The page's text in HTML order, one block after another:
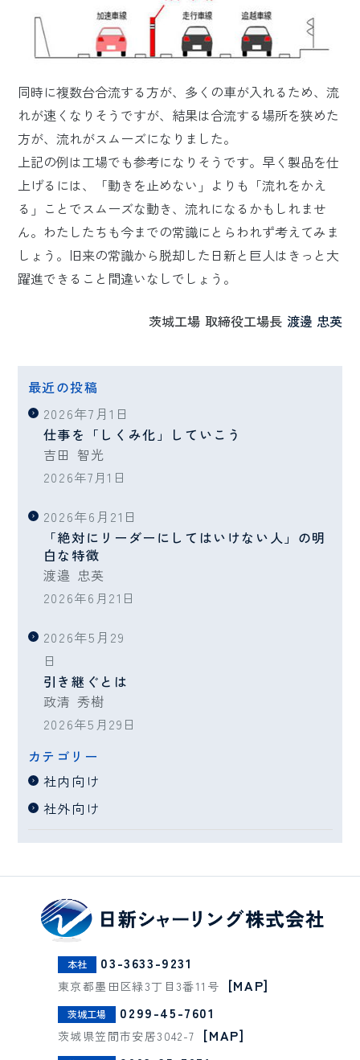
最近の投稿
2026年7月1日
仕事を「しくみ化」していこう
吉田 智光
2026年7月1日
2026年6月21日
「絶対にリーダーにしてはいけない人」の明
白な特徴
渡邉 忠英
2026年6月21日
2026年5月29
日
引き継ぐとは
政清 秀樹
2026年5月29日
カテゴリー
社内向け
社外向け
同時に複数台合流する方が、多くの車が入れるため、流
れが速くなりそうですが、結果は合流する場所を狭めた
方が、流れがスムーズになりました。
上記の例は工場でも参考になりそうです。早く製品を仕
上げるには、「動きを止めない」よりも「流れをかえ
る」ことでスムーズな動き、流れになるかもしれませ
ん。わたしたちも今までの常識にとらわれず考えてみま
しょう。旧来の常識から脱却した日新と巨人はきっと大
躍進できること間違いなしでしょう。
茨城工場 取締役工場長 渡邊 忠英
本社 03-3633-9231
東京都墨田区緑3丁目3番11号 [MAP]
茨城工場 0299-45-7601
茨城県笠間市安居3042-7 [MAP]